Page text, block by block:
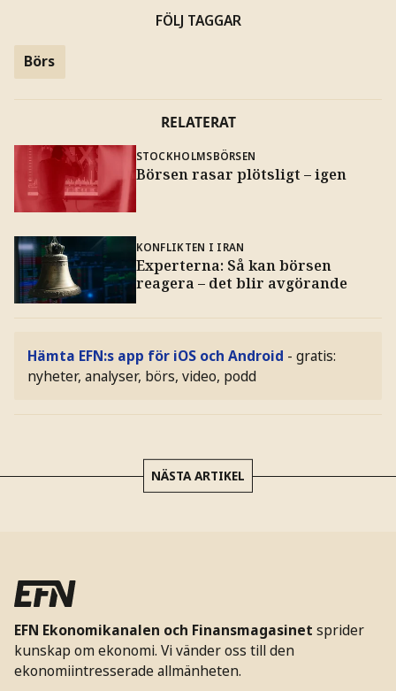
FÖLJ TAGGAR
Börs
RELATERAT
STOCKHOLMSBÖRSEN
Börsen rasar plötsligt – igen
KONFLIKTEN I IRAN
Experterna: Så kan börsen
reagera – det blir avgörande
Hämta EFN:s app för iOS och Android - gratis:
nyheter, analyser, börs, video, podd
NÄSTA ARTIKEL
EFN Ekonomikanalen och Finansmagasinet sprider
kunskap om ekonomi. Vi vänder oss till den
ekonomiintresserade allmänheten.